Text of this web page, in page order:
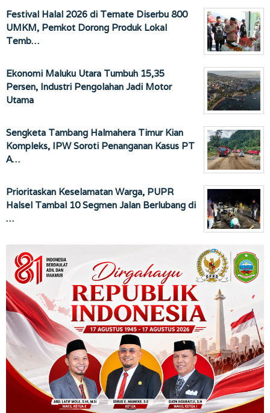
Festival Halal 2026 di Ternate Diserbu 800
UMKM, Pemkot Dorong Produk Lokal
Temb…
Ekonomi Maluku Utara Tumbuh 15,35
Persen, Industri Pengolahan Jadi Motor
Utama
Sengketa Tambang Halmahera Timur Kian
Kompleks, IPW Soroti Penanganan Kasus PT
A…
Prioritaskan Keselamatan Warga, PUPR
Halsel Tambal 10 Segmen Jalan Berlubang di
…